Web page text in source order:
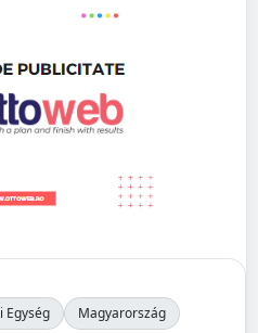
Egység
Magyarország